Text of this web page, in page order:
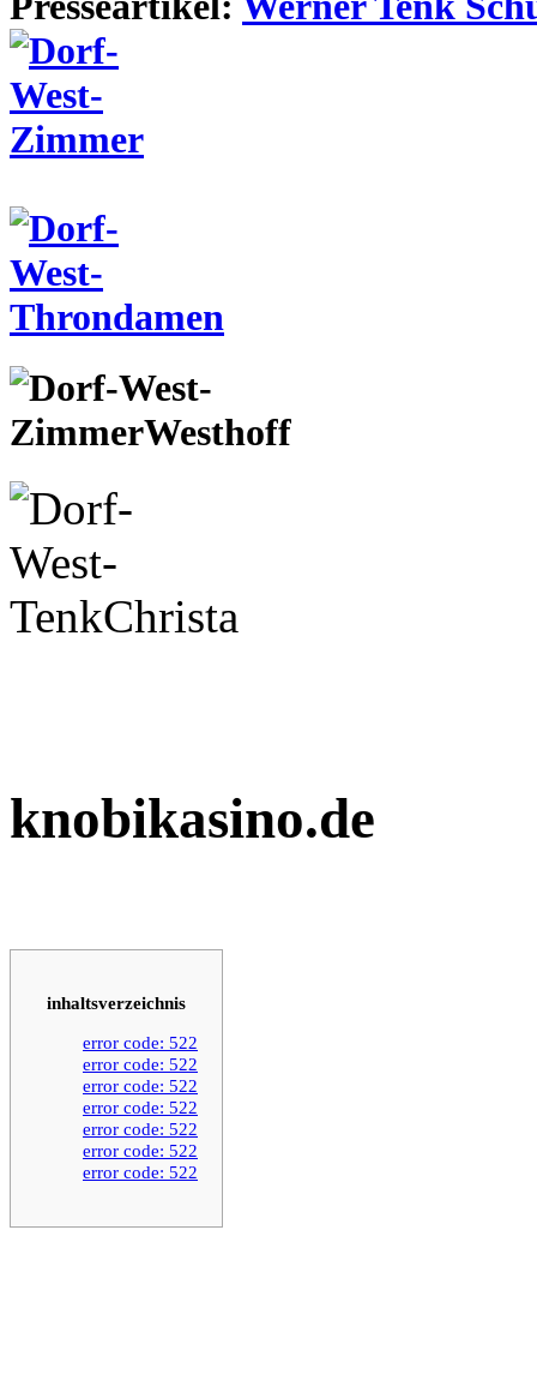
knobikasino.de
inhaltsverzeichnis
error code: 522
error code: 522
error code: 522
error code: 522
error code: 522
error code: 522
error code: 522